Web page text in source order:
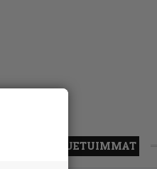
LUETUIMMAT